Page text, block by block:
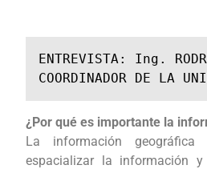
ENTREVISTA: Ing.
COORDINADOR DE LA
¿Por qué es importante la
La información
espacializar la información